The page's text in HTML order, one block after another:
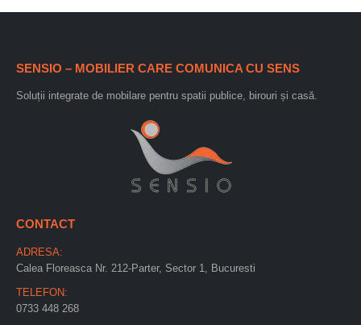
SENSIO – MOBILIER CARE COMUNICA CU SENS
Soluții integrate de mobilare pentru spatii publice, birouri și casă.
CONTACT
ADRESA:
Calea Floreasca Nr. 212-Parter, Sector 1, Bucuresti
TELEFON:
0733 448 268